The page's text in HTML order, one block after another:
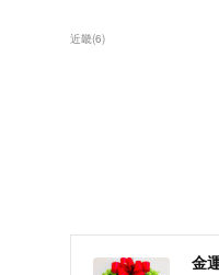
近畿(6)
金